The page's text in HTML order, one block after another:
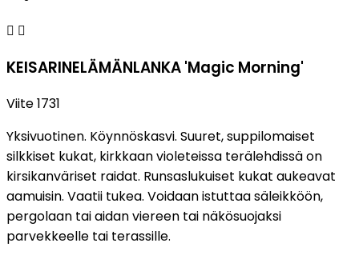
 
KEISARINELÄMÄNLANKA 'Magic Morning'
Viite1731
Yksivuotinen. Köynnöskasvi. Suuret, suppilomaiset
silkkiset kukat, kirkkaan violeteissa terälehdissä on
kirsikanväriset raidat. Runsaslukuiset kukat aukeavat
aamuisin. Vaatii tukea. Voidaan istuttaa säleikköön,
pergolaan tai aidan viereen tai näkösuojaksi
parvekkeelle tai terassille.